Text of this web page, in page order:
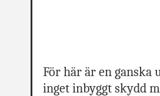
För här är en ganska
inget inbyggt skydd